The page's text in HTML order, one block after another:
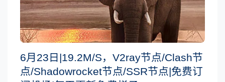
6月23日|19.2M/S，V2ray节点/Clash节
点/Shadowrocket节点/SSR节点|免费订